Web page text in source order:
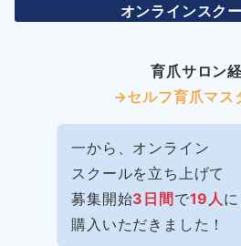
オンラインスク
育爪サロン
→セルフ育爪マス
一から、オンライン
スクールを立ち上げて
募集開始3日間で19人 に
購入いただきました！